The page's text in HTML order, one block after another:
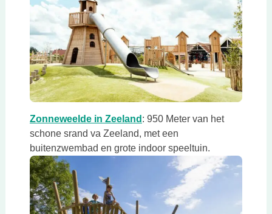
Zonneweelde in ZeelandDeze link opent in een
: 950 Meter van het
schone srand va Zeeland, met een
buitenzwembad en grote indoor speeltuin.